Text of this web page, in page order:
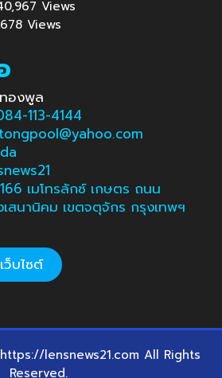
Views
Views
องพูล
113-4144
เมโทรลักซ์ เกษตร ถนน
สนานิคม เขตจตุจักร กรุงเทพฯ
บไซต์
lensnews21.com All Rights
Reserved.